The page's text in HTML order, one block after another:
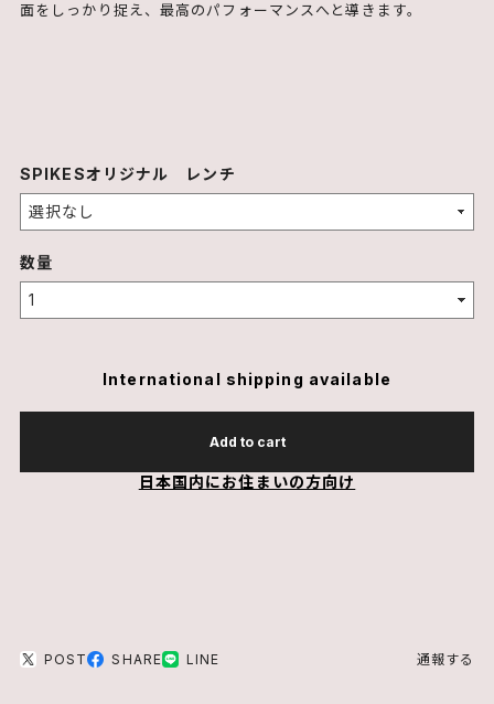
面をしっかり捉え、最高のパフォーマンスへと導きます。
SPIKESオリジナル レンチ
数量
International shipping available
Add to cart
日本国内にお住まいの方向け
POST SHARE LINE 通報する